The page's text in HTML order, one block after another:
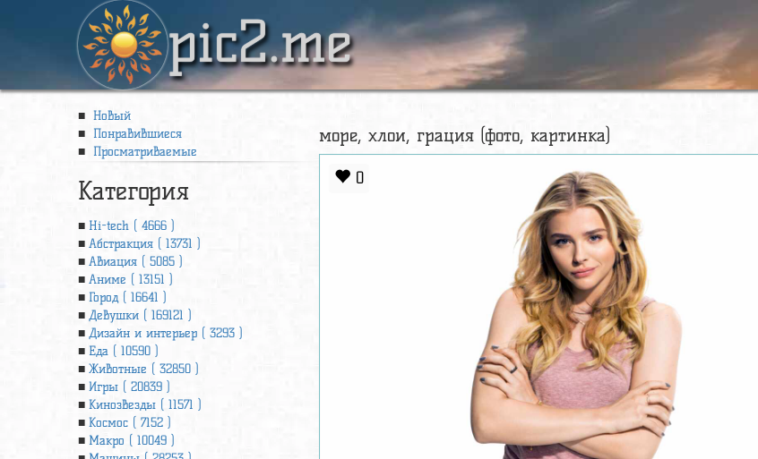
pic2.me
Новый
Понравившиеся
Просматриваемые
Категория
Hi-tech ( 4666 )
Абстракция ( 13731 )
Авиация ( 5085 )
Аниме ( 13151 )
Город ( 16641 )
Девушки ( 169121 )
Дизайн и интерьер ( 3293 )
Еда ( 10590 )
Животные ( 32850 )
Игры ( 20839 )
Кинозвезды ( 11571 )
Космос ( 7152 )
Макро ( 10049 )
море, хлои, грация (фото, картинка)
0